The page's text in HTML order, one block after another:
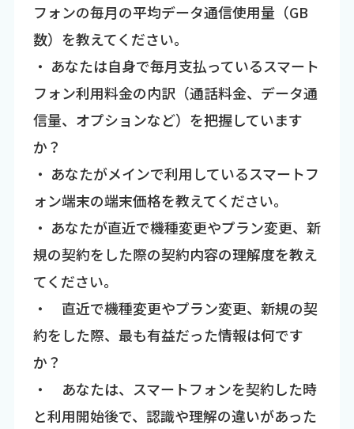
フォンの毎月の平均データ通信使用量（GB
数）を教えてください。
・ あなたは自身で毎月支払っているスマート
フォン利用料金の内訳（通話料金、データ通
信量、オプションなど）を把握しています
か？
・ あなたがメインで利用しているスマートフ
ォン端末の端末価格を教えてください。
・ あなたが直近で機種変更やプラン変更、新
規の契約をした際の契約内容の理解度を教え
てください。
・ 直近で機種変更やプラン変更、新規の契
約をした際、最も有益だった情報は何です
か？
・ あなたは、スマートフォンを契約した時
と利用開始後で、認識や理解の違いがあった